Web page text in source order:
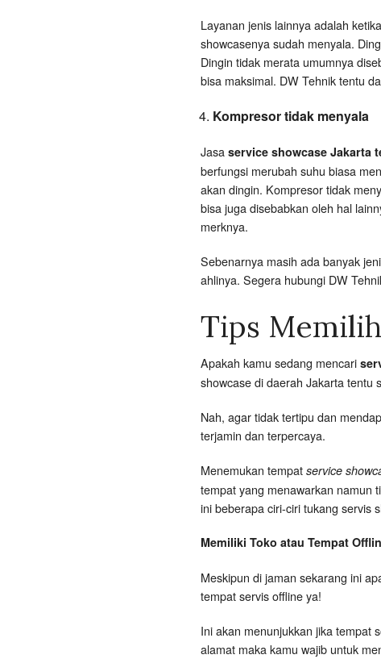
Layanan jenis lainnya adalah
showcasenya sudah menyala.
Dingin tidak merata umumnya
bisa maksimal. DW Tehnik tentu
Kompresor tidak menyala
Jasa service showcase Jakarta
berfungsi merubah suhu biasa
akan dingin. Kompresor tidak
bisa juga disebabkan oleh hal
merknya.
Sebenarnya masih ada banyak
ahlinya. Segera hubungi DW
Tips
Apakah kamu sedang mencari
showcase di daerah Jakarta tentu
Nah, agar tidak tertipu dan
terjamin dan terpercaya.
Menemukan tempat service
tempat yang menawarkan namun
ini beberapa ciri-ciri tukang servis
Memiliki Toko atau Tempat
Meskipun di jaman sekarang ini
tempat servis offline ya!
Ini akan menunjukkan jika tempat
alamat maka kamu wajib untuk